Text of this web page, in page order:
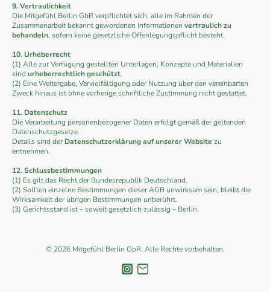
9. Vertraulichkeit
Die Mitgefühl Berlin GbR verpflichtet sich, alle im Rahmen der
Zusammenarbeit bekannt gewordenen Informationen vertraulich zu
behandeln, sofern keine gesetzliche Offenlegungspflicht besteht.
10. Urheberrecht
(1) Alle zur Verfügung gestellten Unterlagen, Konzepte und Materialien
sind urheberrechtlich geschützt.
(2) Eine Weitergabe, Vervielfältigung oder Nutzung über den vereinbarten
Zweck hinaus ist ohne vorherige schriftliche Zustimmung nicht gestattet.
11. Datenschutz
Die Verarbeitung personenbezogener Daten erfolgt gemäß der geltenden
Datenschutzgesetze.
Details sind der Datenschutzerklärung auf unserer Website zu
entnehmen.
12. Schlussbestimmungen
(1) Es gilt das Recht der Bundesrepublik Deutschland.
(2) Sollten einzelne Bestimmungen dieser AGB unwirksam sein, bleibt die
Wirksamkeit der übrigen Bestimmungen unberührt.
(3) Gerichtsstand ist – soweit gesetzlich zulässig – Berlin.
© 2026 Mitgefühl Berlin GbR. Alle Rechte vorbehalten.